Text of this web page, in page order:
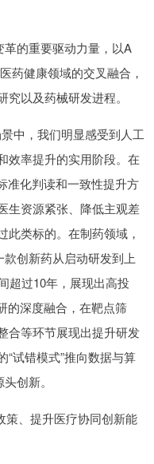
的重要驱动力量，以A
药健康领域的交叉融合，
以及药械研发进程。
中，我们明显感受到人工
效率提升的实用阶段。在
准化判读和一致性提升方
生资源紧张、降低主观差
此类标的。在制药领域，
款创新药从启动研发到上
超过10年，展现出高投
的深度融合，在靶点筛
合等环节展现出提升研发
试错模式”推向数据与算
创新。
、提升医疗协同创新能